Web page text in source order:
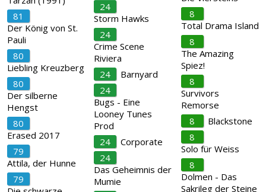
81
Der König von St.
Pauli
80
Liebling Kreuzberg
80
Der silberne
Hengst
80
Erased 2017
79
Attila, der Hunne
79
24
Storm Hawks
24
Crime Scene
Riviera
24
Barnyard
24
Bugs - Eine
Looney Tunes
Prod
24
Corporate
24
Das Geheimnis der
Mumie
8
Total Drama Island
8
The Amazing
Spiez!
8
Survivors
Remorse
8
Blackstone
8
Solo für Weiss
8
Dolmen - Das
Sakrileg der Steine